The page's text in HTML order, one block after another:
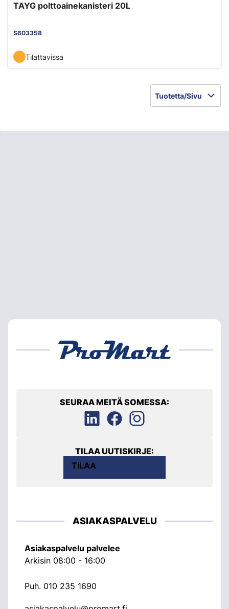
TAYG polttoainekanisteri 20L
S603358
Tilattavissa
Tuotetta/Sivu
SEURAA MEITÄ SOMESSA:
TILAA UUTISKIRJE:
TILAA
ASIAKASPALVELU
Asiakaspalvelu palvelee
Arkisin 08:00 - 16:00
Puh. 010 235 1690